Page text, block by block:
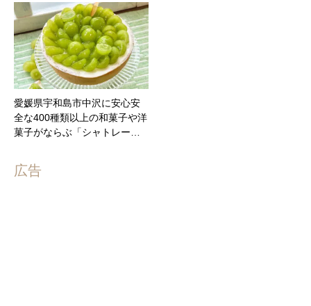
愛媛県宇和島市中沢に安心安
全な400種類以上の和菓子や洋
菓子がならぶ「シャトレー…
広告